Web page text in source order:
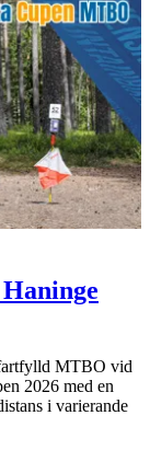
MTBO vid
2026 med en
i varierande